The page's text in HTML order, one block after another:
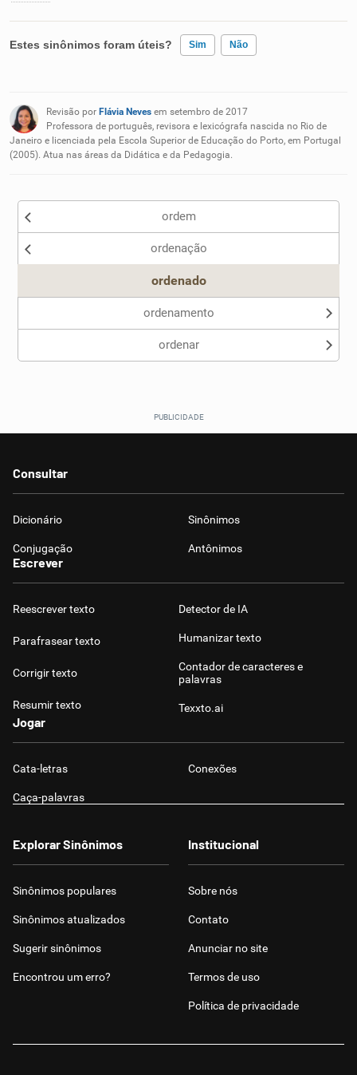
Estes sinônimos foram úteis? Sim Não
Nenhum dos sinônimos apresentados me ajudou
Outro
Revisão por Flávia Neves em setembro de 2017
Professora de português, revisora e lexicógrafa nascida no Rio de
Janeiro e licenciada pela Escola Superior de Educação do Porto, em Portugal
(2005). Atua nas áreas da Didática e da Pedagogia.
ordem
ordenação
ordenado
ordenamento
ordenar
Consultar
Dicionário Sinônimos
Conjugação Antônimos
Escrever
Reescrever texto
Parafrasear texto
Corrigir texto
Resumir texto
Detector de IA
Humanizar texto
Contador de caracteres e
palavras
Texxto.ai
Jogar
Cata-letras Conexões
Caça-palavras
Explorar Sinônimos
Sinônimos populares
Sinônimos atualizados
Sugerir sinônimos
Encontrou um erro?
Institucional
Sobre nós
Contato
Anunciar no site
Termos de uso
Política de privacidade